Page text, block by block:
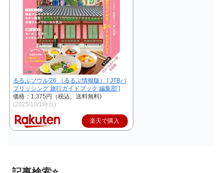
るるぶソウル'26 （るるぶ情報版） [ JTBパ
ブリッシング 旅行ガイドブック 編集部 ]
価格：1,375円（税込、送料無料)
(2025/10/1時点)
楽天で購入